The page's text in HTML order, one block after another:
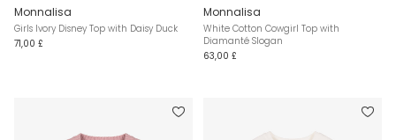
Monnalisa
Girls Ivory Disney Top with Daisy Duck
71,00 £
Monnalisa
White Cotton Cowgirl Top with
Diamanté Slogan
63,00 £